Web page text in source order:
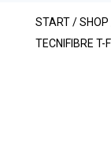
START/SHOP
TECNIFIBRE T-